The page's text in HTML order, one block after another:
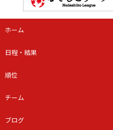
ホーム
日程・結果
順位
チーム
ブログ